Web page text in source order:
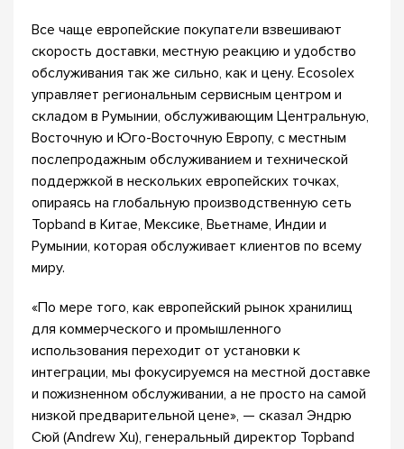
Все чаще европейские покупатели взвешивают
скорость доставки, местную реакцию и удобство
обслуживания так же сильно, как и цену. Ecosolex
управляет региональным сервисным центром и
складом в Румынии, обслуживающим Центральную,
Восточную и Юго-Восточную Европу, с местным
послепродажным обслуживанием и технической
поддержкой в нескольких европейских точках,
опираясь на глобальную производственную сеть
Topband в Китае, Мексике, Вьетнаме, Индии и
Румынии, которая обслуживает клиентов по всему
миру.
«По мере того, как европейский рынок хранилищ
для коммерческого и промышленного
использования переходит от установки к
интеграции, мы фокусируемся на местной доставке
и пожизненном обслуживании, а не просто на самой
низкой предварительной цене», — сказал Эндрю
Сюй (Andrew Xu), генеральный директор Topband